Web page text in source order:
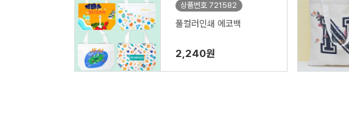
상품번호 721582
풀컬러인쇄 에코백
2,240원